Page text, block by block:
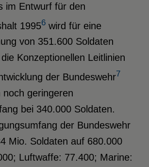
im Entwurf für den
19956wird für eine
von 351.600 Soldaten
Konzeptionellen Leitlinien
der Bundeswehr7
noch geringeren
bei 340.000 Soldaten.
der Bundeswehr
Mio. Soldaten auf 680.000
Luftwaffe: 77.400; Marine: